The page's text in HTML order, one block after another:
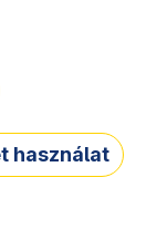
használat